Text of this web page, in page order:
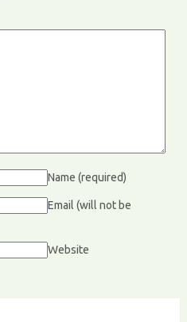
Name (required)
Email (will not be
Website